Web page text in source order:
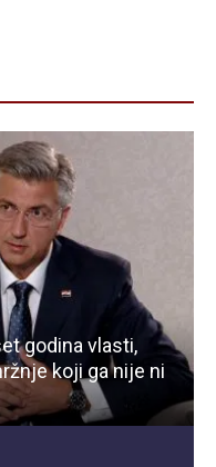
godina vlasti,
koji ga nije ni